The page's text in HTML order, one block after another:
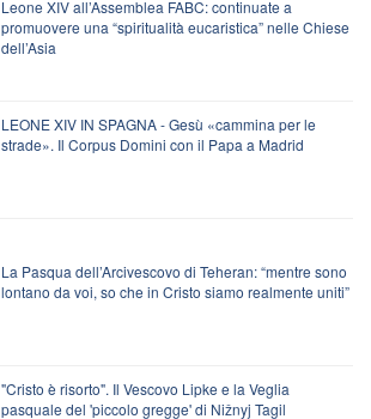
Leone XIV all’Assemblea FABC: continuate a
promuovere una “spiritualità eucaristica” nelle Chiese
dell’Asia
LEONE XIV IN SPAGNA - Gesù «cammina per le
strade». Il Corpus Domini con il Papa a Madrid
La Pasqua dell’Arcivescovo di Teheran: “mentre sono
lontano da voi, so che in Cristo siamo realmente uniti”
"Cristo è risorto". Il Vescovo Lipke e la Veglia
pasquale del 'piccolo gregge' di Nižnyj Tagil